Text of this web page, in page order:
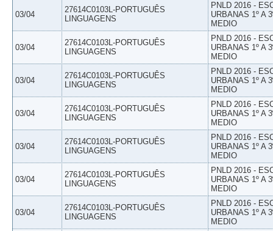
03/04
27614C0103L-PORTUGUÊS
LINGUAGENS
PNLD 2016 -
URBANAS 1º A
MEDIO
03/04
27614C0103L-PORTUGUÊS
LINGUAGENS
PNLD 2016 -
URBANAS 1º A
MEDIO
03/04
27614C0103L-PORTUGUÊS
LINGUAGENS
PNLD 2016 -
URBANAS 1º A
MEDIO
03/04
27614C0103L-PORTUGUÊS
LINGUAGENS
PNLD 2016 -
URBANAS 1º A
MEDIO
03/04
27614C0103L-PORTUGUÊS
LINGUAGENS
PNLD 2016 -
URBANAS 1º A
MEDIO
03/04
27614C0103L-PORTUGUÊS
LINGUAGENS
PNLD 2016 -
URBANAS 1º A
MEDIO
03/04
27614C0103L-PORTUGUÊS
LINGUAGENS
PNLD 2016 -
URBANAS 1º A
MEDIO